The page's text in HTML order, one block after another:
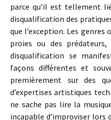
parce qu’il est tellement
disqualification des
que l’exception. Les
proies ou des prédateurs,
disqualification se
façons différentes et
premièrement sur des
d’expertises artistiques
ne sache pas lire la
incapable d’improviser lors